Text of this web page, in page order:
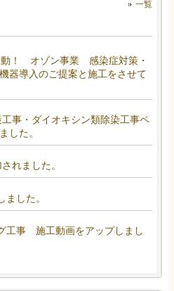
一覧
動！ オゾン事業 感染症対策・
器導入のご提案と施工をさせて
事・ダイオキシン類除染工事ペ
した。
れました。
した。
工事 施工動画をアップしまし